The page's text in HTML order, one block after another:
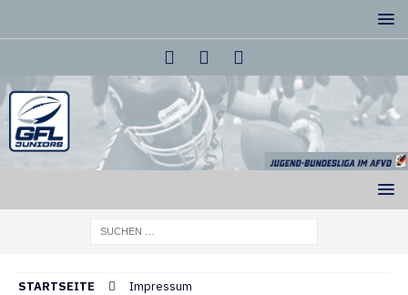
STARTSEITE Impressum